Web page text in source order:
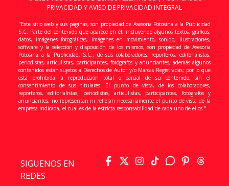
PRIVACIDAD Y AVISO DE PRIVACIDAD INTEGRAL
"Este sitio web y sus páginas, son propiedad de Asesoria Potosina a la Publicidad
S.C. Parte del contenido que aparece en él, incluyendo algunos textos, gráficos,
datos, imágenes fotográficas, imágenes en movimiento, sonido, ilustraciones,
software y la selección y disposición de los mismos, son propiedad de Asesoria
Potosina a la Publicidad, S.C., de sus colaboradores, reporteros, editorialistas,
periodistas, articulistas, participantes, fotógrafos y anunciantes, además algunos
contenidos están sujetos a Derechos de Autor y/o Marcas Registradas; por lo que
está prohibida la reproducción total o parcial de su contenido, sin el
consentimiento de sus titulares. El punto de vista, de los colaboradores,
reporteros, editorialistas, periodistas, articulistas, participantes, fotógrafos y
anunciantes, no representan ni reflejan necesariamente el punto de vista de la
empresa indicada, el cual es de la estricta responsabilidad de cada uno de ellos."
SIGUENOS EN
REDES